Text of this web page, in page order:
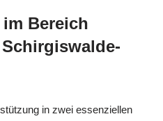
Bereich
in zwei essenziellen